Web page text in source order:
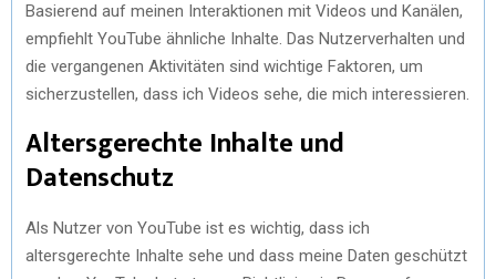
Basierend auf meinen Interaktionen mit Videos und Kanälen,
empfiehlt YouTube ähnliche Inhalte. Das Nutzerverhalten und
die vergangenen Aktivitäten sind wichtige Faktoren, um
sicherzustellen, dass ich Videos sehe, die mich interessieren.
Altersgerechte Inhalte und
Datenschutz
Als Nutzer von YouTube ist es wichtig, dass ich
altersgerechte Inhalte sehe und dass meine Daten geschützt